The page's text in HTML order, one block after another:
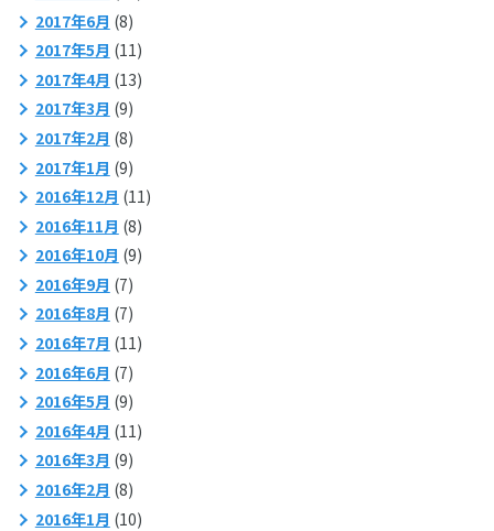
2017年6月 (8)
2017年5月 (11)
2017年4月 (13)
2017年3月 (9)
2017年2月 (8)
2017年1月 (9)
2016年12月 (11)
2016年11月 (8)
2016年10月 (9)
2016年9月 (7)
2016年8月 (7)
2016年7月 (11)
2016年6月 (7)
2016年5月 (9)
2016年4月 (11)
2016年3月 (9)
2016年2月 (8)
2016年1月 (10)